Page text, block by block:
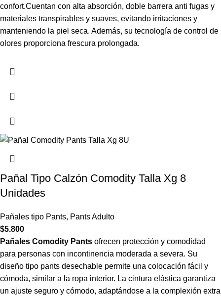
confort.Cuentan con alta absorción, doble barrera anti fugas y
materiales transpirables y suaves, evitando irritaciones y
manteniendo la piel seca. Además, su tecnología de control de
olores proporciona frescura prolongada.
Pañal Tipo Calzón Comodity Talla Xg 8
Unidades
Pañales tipo Pants, Pants Adulto
$5.800
Pañales Comodity Pants ofrecen protección y comodidad
para personas con incontinencia moderada a severa. Su
diseño tipo pants desechable permite una colocación fácil y
cómoda, similar a la ropa interior. La cintura elástica garantiza
un ajuste seguro y cómodo, adaptándose a la complexión extra